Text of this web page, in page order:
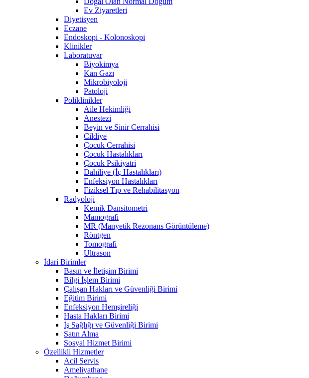
Ev Ziyaretleri
Diyetisyen
Eczane
Endoskopi - Kolonoskopi
Klinikler
Laboratuvar
Biyokimya
Kan Gazı
Mikrobiyoloji
Patoloji
Poliklinikler
Aile Hekimliği
Anestezi
Beyin ve Sinir Cerrahisi
Cildiye
Çocuk Cerrahisi
Çocuk Hastalıkları
Çocuk Psikiyatri
Dahiliye (İç Hastalıkları)
Enfeksiyon Hastalıkları
Fiziksel Tıp ve Rehabilitasyon
Radyoloji
Kemik Dansitometri
Mamografi
MR (Manyetik Rezonans Görüntüleme)
Röntgen
Tomografi
Ultrason
İdari Birimler
Basın ve İletişim Birimi
Bilgi İşlem Birimi
Çalışan Hakları ve Güvenliği Birimi
Eğitim Birimi
Enfeksiyon Hemşireliği
Hasta Hakları Birimi
İş Sağlığı ve Güvenliği Birimi
Satın Alma
Sosyal Hizmet Birimi
Özellikli Hizmetler
Acil Servis
Ameliyathane